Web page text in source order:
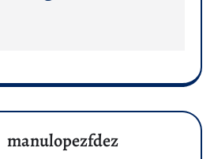
manulopezfdez